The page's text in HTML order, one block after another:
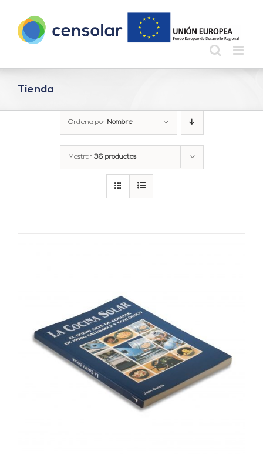
contenido
Tienda
Ordena por Nombre
Mostrar 36 productos